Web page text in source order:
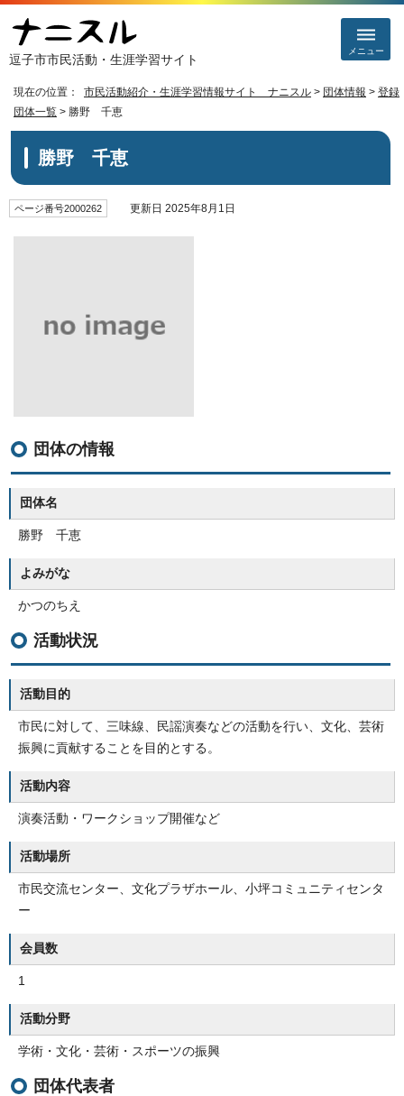
逗子市市民活動・生涯学習サイト
メニュー
現在の位置： 市民活動紹介・生涯学習情報サイト ナニスル > 団体情報 > 登録
団体一覧 > 勝野 千恵
勝野 千恵
ページ番号2000262 更新日 2025年8月1日
団体の情報
団体名
勝野 千恵
よみがな
かつのちえ
活動状況
活動目的
市民に対して、三味線、民謡演奏などの活動を行い、文化、芸術
振興に貢献することを目的とする。
活動内容
演奏活動・ワークショップ開催など
活動場所
市民交流センター、文化プラザホール、小坪コミュニティセンタ
ー
会員数
1
活動分野
学術・文化・芸術・スポーツの振興
団体代表者